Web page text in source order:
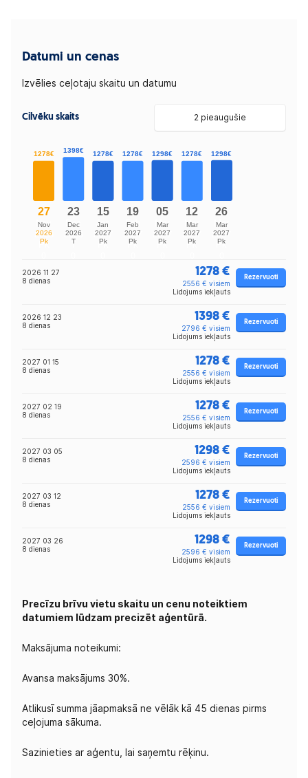
Datumi un cenas
Izvēlies ceļotaju skaitu un datumu
Cilvēku skaits 2 pieaugušie
2026 11 27
8 dienas
1278 €
2556 € visiem
Lidojums iekļauts
Rezervuoti
2026 12 23
8 dienas
1398 €
2796 € visiem
Lidojums iekļauts
Rezervuoti
2027 01 15
8 dienas
1278 €
2556 € visiem
Lidojums iekļauts
Rezervuoti
2027 02 19
8 dienas
1278 €
2556 € visiem
Lidojums iekļauts
Rezervuoti
2027 03 05
8 dienas
1298 €
2596 € visiem
Lidojums iekļauts
Rezervuoti
2027 03 12
8 dienas
1278 €
2556 € visiem
Lidojums iekļauts
Rezervuoti
2027 03 26
8 dienas
1298 €
2596 € visiem
Lidojums iekļauts
Rezervuoti
Precīzu brīvu vietu skaitu un cenu noteiktiem
datumiem lūdzam precizēt aģentūrā.
Maksājuma noteikumi:
Avansa maksājums 30%.
Atlikusī summa jāapmaksā ne vēlāk kā 45 dienas pirms
ceļojuma sākuma.
Sazinieties ar aģentu, lai saņemtu rēķinu.